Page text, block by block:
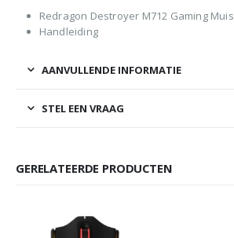
Redragon Destroyer M712 Gaming Muis
Handleiding
AANVULLENDE INFORMATIE
STEL EEN VRAAG
GERELATEERDE PRODUCTEN